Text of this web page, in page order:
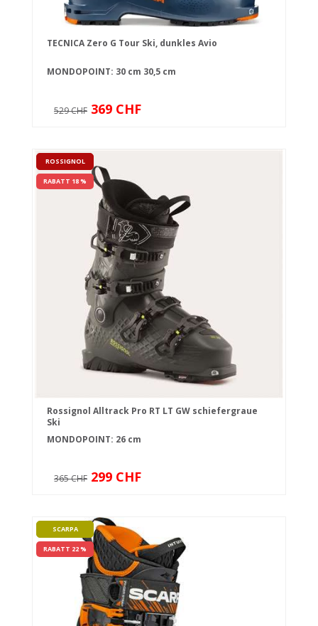
TECNICA Zero G Tour Ski, dunkles Avio
MONDOPOINT: 30 cm 30,5 cm
529 CHF 369 CHF
ROSSIGNOL
RABATT 18 %
Rossignol Alltrack Pro RT LT GW schiefergraue
Ski
MONDOPOINT: 26 cm
365 CHF 299 CHF
SCARPA
RABATT 22 %